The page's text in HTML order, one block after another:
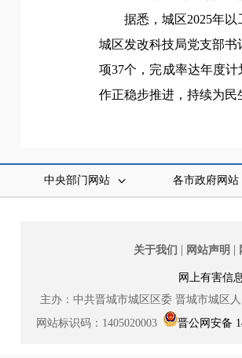
据悉，城区2025年
城区发改科技局党支部书
项37个，完成率达年度计
作正稳步推进，持续为
中央部门网站 各市政府网站
关于我们 | 网站声明 |
网上有害信
主办：中共晋城市城区区委 晋城市城区
网站标识码：1405020003
晋公网安备